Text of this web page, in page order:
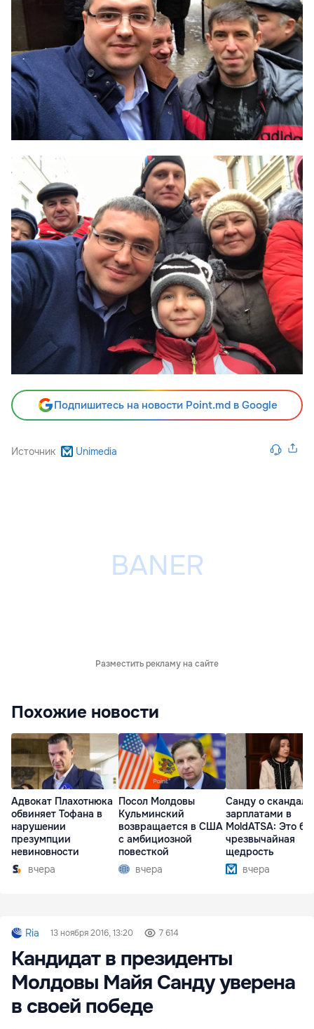
Подпишитесь на новости Point.md в Google
Источник Unimedia
Разместить рекламу на сайте
Похожие новости
Адвокат Плахотнюка
обвиняет Тофана в
нарушении
презумпции
невиновности
вчера
Посол Молдовы
Кульминский
возвращается в США
с амбициозной
повесткой
вчера
Санду о
зарплатами в
MoldATSA: Это
чрезвычайная
щедрость
вчера
Ria 13 ноября 2016, 13:20 7 614
Кандидат в президенты
Молдовы Майя Санду уверена
в своей победе